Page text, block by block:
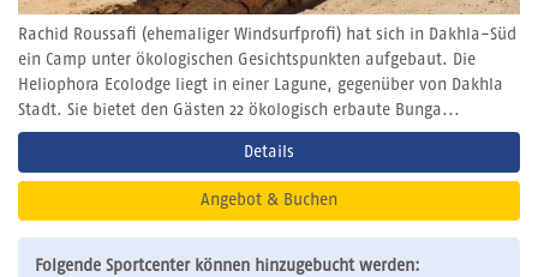
Rachid Roussafi (ehemaliger Windsurfprofi) hat sich in Dakhla-Süd
ein Camp unter ökologischen Gesichtspunkten aufgebaut. Die
Heliophora Ecolodge liegt in einer Lagune, gegenüber von Dakhla
Stadt. Sie bietet den Gästen 22 ökologisch erbaute Bunga...
Details
Angebot & Buchen
Folgende Sportcenter können hinzugebucht werden: